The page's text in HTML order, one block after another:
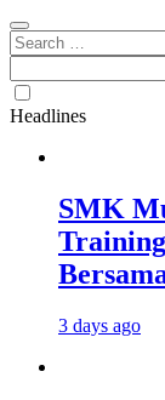
Search
for:
Headlines
SMK
3 days ago